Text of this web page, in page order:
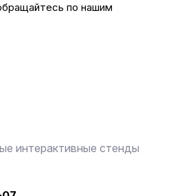
по нашим
интерактивные стенды